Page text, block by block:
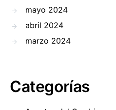
mayo 2024
abril 2024
marzo 2024
Categorías